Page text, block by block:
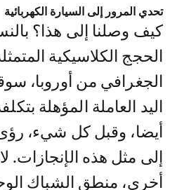
تحدي المرور إلى السيارة الكهربائية
كيف وصلنا إلى هذا؟
الحجج الكلاسيكية
الجغرافي من أوروبا،
اليد العاملة المؤهلة
أيضا، وقبل كل شيء،
إلى مثل هذه الإنجازات.
أخرى، منطق الشباك